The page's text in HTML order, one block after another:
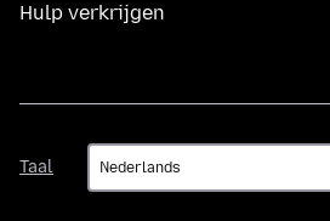
Hulp verkrijgen
Taal
Taal